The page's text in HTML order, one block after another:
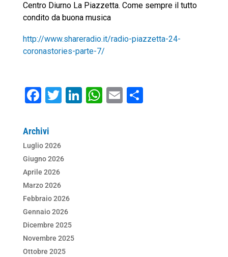
Centro Diurno La Piazzetta. Come sempre il tutto
condito da buona musica
http://www.shareradio.it/radio-piazzetta-24-
coronastories-parte-7/
F
c
e
b
o
o
k
T Li W E C
Archivi
Luglio 2026
Giugno 2026
Aprile 2026
Marzo 2026
Febbraio 2026
Gennaio 2026
Dicembre 2025
Novembre 2025
Ottobre 2025